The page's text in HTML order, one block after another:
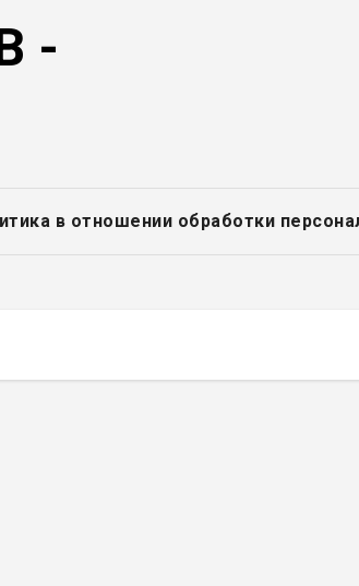
-
в отношении обработки